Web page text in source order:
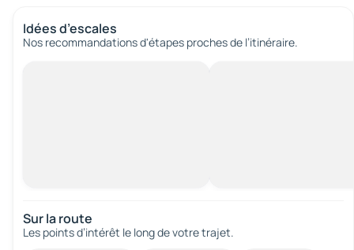
Idées d’escales
Nos recommandations d'étapes proches de l’itinéraire.
Sur la route
Les points d’intérêt le long de votre trajet.